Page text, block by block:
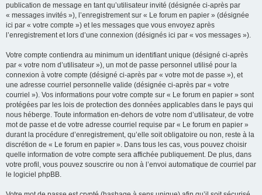
publication de message en tant qu’utilisateur invité (désignée ci-après par
« messages invités »), l’enregistrement sur « Le forum en papier » (désignée
ici par « votre compte ») et les messages que vous envoyez après
l’enregistrement et lors d’une connexion (désignés ici par « vos messages »).
Votre compte contiendra au minimum un identifiant unique (désigné ci-après
par « votre nom d’utilisateur »), un mot de passe personnel utilisé pour la
connexion à votre compte (désigné ci-après par « votre mot de passe »), et
une adresse courriel personnelle valide (désignée ci-après par « votre
courriel »). Vos informations pour votre compte sur « Le forum en papier » sont
protégées par les lois de protection des données applicables dans le pays qui
nous héberge. Toute information en-dehors de votre nom d’utilisateur, de votre
mot de passe et de votre adresse courriel requise par « Le forum en papier »
durant la procédure d’enregistrement, qu’elle soit obligatoire ou non, reste à la
discrétion de « Le forum en papier ». Dans tous les cas, vous pouvez choisir
quelle information de votre compte sera affichée publiquement. De plus, dans
votre profil, vous pouvez souscrire ou non à l’envoi automatique de courriel par
le logiciel phpBB.